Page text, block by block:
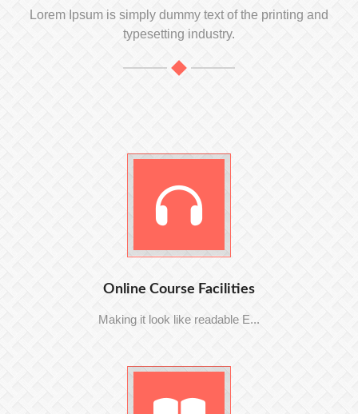
Lorem Ipsum is simply dummy text of the printing and
typesetting industry.
Online Course Facilities
Making it look like readable E...